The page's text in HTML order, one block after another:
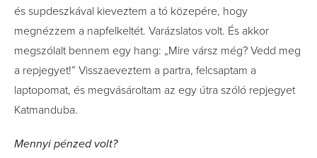
és supdeszkával kieveztem a tó közepére, hogy
megnézzem a napfelkeltét. Varázslatos volt. És akkor
megszólalt bennem egy hang: „Mire vársz még? Vedd meg
a repjegyet!” Visszaeveztem a partra, felcsaptam a
laptopomat, és megvásároltam az egy útra szóló repjegyet
Katmanduba.
Mennyi pénzed volt?